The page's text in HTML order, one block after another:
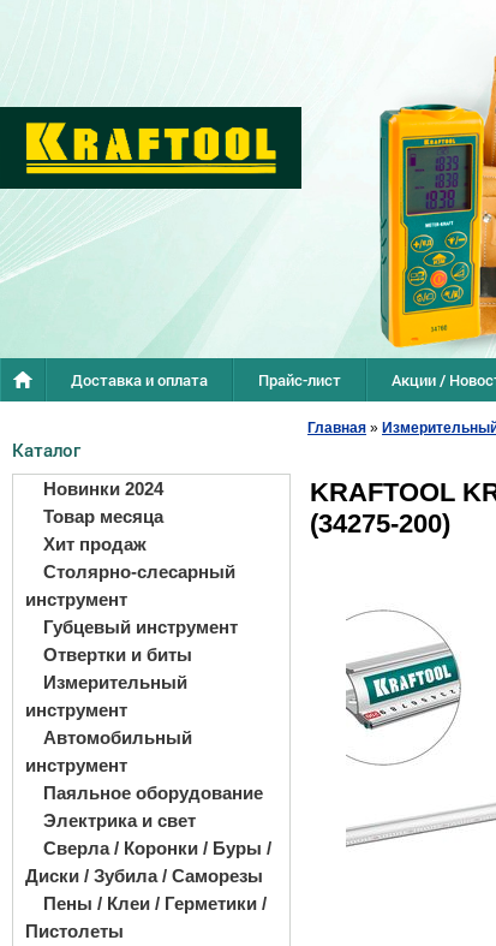
Доставка и оплата Прайс-лист Акции /
Каталог
Новинки 2024
Товар месяца
Хит продаж
Столярно-слесарный
инструмент
Губцевый инструмент
Отвертки и биты
Измерительный
инструмент
Автомобильный
инструмент
Паяльное оборудование
Электрика и свет
Сверла / Коронки / Буры /
Диски / Зубила / Саморезы
Пены / Клеи / Герметики /
Пистолеты
Главная »
KRAFTOOL
(34275-200)